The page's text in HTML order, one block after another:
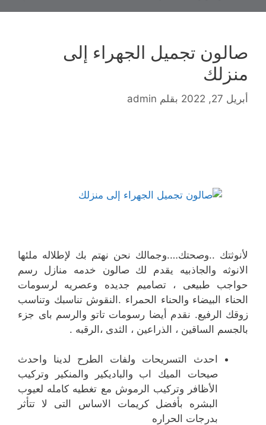
صالون تجميل الجهراء إلى
منزلك
أبريل 27, 2022 بقلم admin
لأنوثتك ..وصحتك….وجمالك نحن نهتم بك لإطلاله ملئها
الانوثه والجاذبيه يقدم لك صالون خدمه منازل رسم
حواجب طبيعى ، تصاميم جديده وعصريه لرسومات
الحناء البيضاء والحناء الحمراء .النقوش تناسبك وتناسب
زوقك الرفيع. نقدم أيضا رسومات تاتو والرسم باى جزء
بالجسم الساقين ، الذراعين ، الثدى ،الرقبه .
احدث التسريحات ولفات الطرح لدينا واحدث
صيحات الميك اب والباديكير والمنكير وتركيب
الأظافر وتركيب الرموش مع تغطيه كامله لعيوب
البشره بأفضل كريمات الاساس التى لا تتأثر
بدرجات الحراره